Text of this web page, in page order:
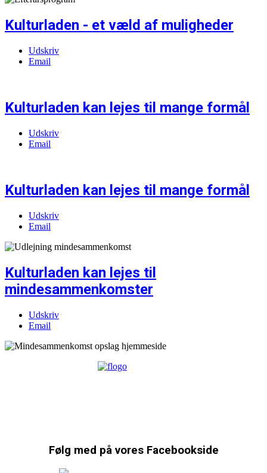
Kulturladen - et væld af muligheder
Udskriv
Email
Kulturladen kan lejes til mange formål
Udskriv
Email
Kulturladen kan lejes til mange formål
Udskriv
Email
Kulturladen kan lejes til
mindesammenkomster
Udskriv
Email
Følg med på vores Facebookside